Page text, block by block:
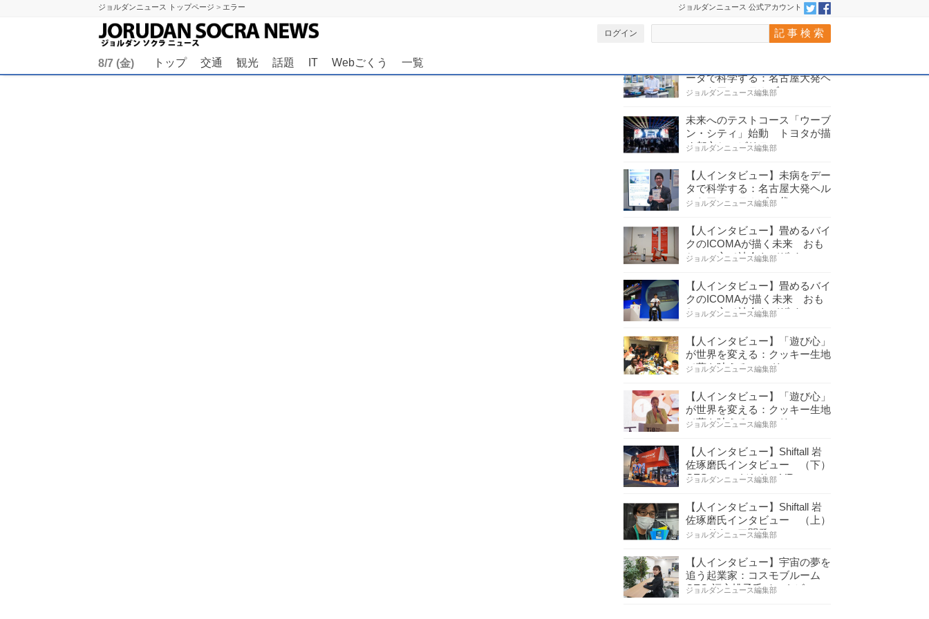
ジョルダンニュース トップページ > エラー ジョルダンニュース 公式アカウント
ログイン
8/7 (金) トップ 交通 観光 話題 IT Webごくう 一覧
記事がありません。
ジョルダン記事 一覧へ＞
ータで科学する：名古屋大発ヘ
ルスケアシステムズの…
ジョルダンニュース編集部
未来へのテストコース「ウーブ
ン・シティ」始動 トヨタが描
く都市とモビリティの…
ジョルダンニュース編集部
【人インタビュー】未病をデー
タで科学する：名古屋大発ヘル
スケアシステムズの代…
ジョルダンニュース編集部
【人インタビュー】畳めるバイ
クのICOMAが描く未来 おも
ちゃの心で社会をデザイ…
ジョルダンニュース編集部
【人インタビュー】畳めるバイ
クのICOMAが描く未来 おも
ちゃの心で社会をデザイ…
ジョルダンニュース編集部
【人インタビュー】「遊び心」
が世界を変える：クッキー生地
で夢を叶える コロリ…
ジョルダンニュース編集部
【人インタビュー】「遊び心」
が世界を変える：クッキー生地
で夢を叶える コロリ…
ジョルダンニュース編集部
【人インタビュー】Shiftall 岩
佐琢磨氏インタビュー （下）
CESへのこだわり VR…
ジョルダンニュース編集部
【人インタビュー】Shiftall 岩
佐琢磨氏インタビュー （上）
ハードウェア開発へ…
ジョルダンニュース編集部
【人インタビュー】宇宙の夢を
追う起業家：コスモブルーム
CEO 福永桃子氏インタビ…
ジョルダンニュース編集部